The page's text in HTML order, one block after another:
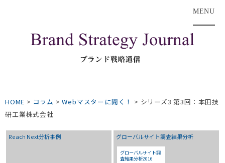
MENU
HOME > コラム >Webマスターに聞く！ > シリーズ3 第3回：本田技
研工業株式会社
Reach Next分析事例 グローバルサイト調査結果分析
グローバルサイト調
査結果分析2016